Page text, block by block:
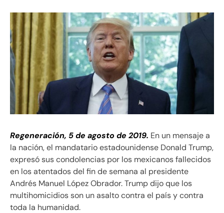
Regeneración, 5 de agosto de 2019. En un mensaje a
la nación, el mandatario estadounidense Donald Trump,
expresó sus condolencias por los mexicanos fallecidos
en los atentados del fin de semana al presidente
Andrés Manuel López Obrador. Trump dijo que los
multihomicidios son un asalto contra el país y contra
toda la humanidad.